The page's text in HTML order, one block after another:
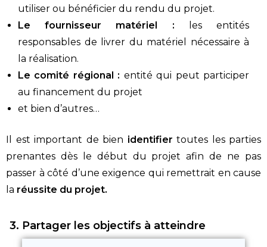
utiliser ou bénéficier du rendu du projet.
Le fournisseur matériel : les entités
responsables de livrer du matériel nécessaire à
la réalisation.
Le comité régional : entité qui peut participer
au financement du projet
et bien d’autres…
Il est important de bien identifier toutes les parties
prenantes dès le début du projet afin de ne pas
passer à côté d’une exigence qui remettrait en cause
la réussite du projet.
3. Partager les objectifs à atteindre